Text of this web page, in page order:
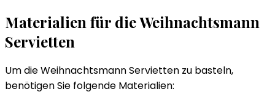
Materialien für die Weihnachtsmann
Servietten
Um die Weihnachtsmann Servietten zu basteln,
benötigen Sie folgende Materialien: